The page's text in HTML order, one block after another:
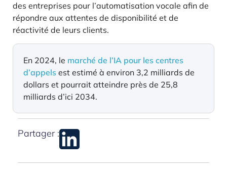
des entreprises pour l’automatisation vocale afin de
répondre aux attentes de disponibilité et de
réactivité de leurs clients.
En 2024, le marché de l’IA pour les centres
d’appels est estimé à environ 3,2 milliards de
dollars et pourrait atteindre près de 25,8
milliards d’ici 2034.
Partager :